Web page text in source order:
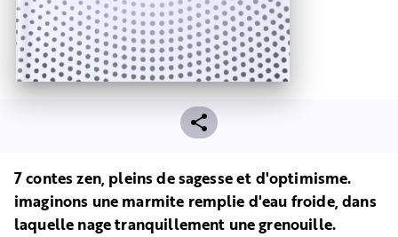
7 contes zen, pleins de sagesse et d'optimisme.
imaginons une marmite remplie d'eau froide, dans
laquelle nage tranquillement une grenouille.